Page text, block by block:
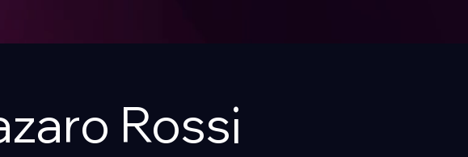
Rossi